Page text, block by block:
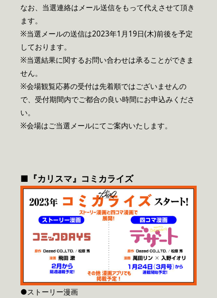
なお、当選連絡はメール送信をもって代えさせて頂き
ます。
※当選メールの送信は2023年1月19日(木)前後を予定
しております。
※当選結果に関するお問い合わせは承ることができま
せん。
※会場観覧応募の受付は先着順ではございませんの
で、受付期間内でご都合の良い時間にお申込みくださ
い。
※会場はご当選メールにてご案内いたします。
■『カリスマ』コミカライズ
●ストーリー漫画